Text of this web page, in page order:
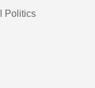
Politics